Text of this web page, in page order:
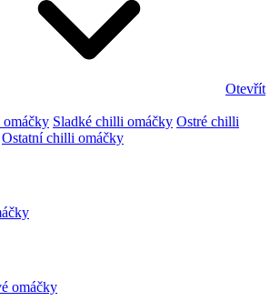
Otevřít
omáčky Sladké chilli omáčky Ostré chilli
Ostatní chilli omáčky
omáčky